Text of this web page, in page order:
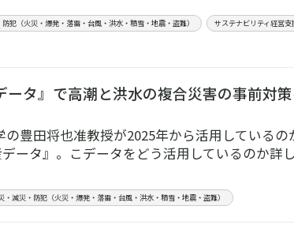
犯（火災・爆発・落雷・台風・洪水・積雪・地震・盗難）
サステナビリティ経営支
ータ』で高潮と洪水の複合災害の事前対
豊田将也准教授が2025年から活用しているの
ータ』。こデータをどう活用しているのか詳
・減災・防犯（火災・爆発・落雷・台風・洪水・積雪・地震・盗難）